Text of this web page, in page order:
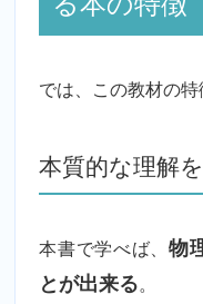
では、この教材の特
本質的な理解
本書で学べば、物
とが出来る。